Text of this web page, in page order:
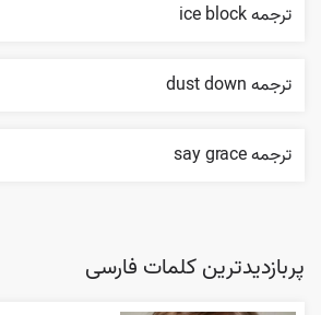
ترجمه ice block
ترجمه dust down
ترجمه say grace
پربازدیدترین کلمات فارسی